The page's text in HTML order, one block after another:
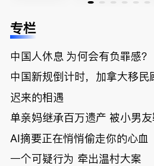
低；免费狂
送50万磅蔬
温“丑陋土
豆日”冲击
吉尼斯纪
录；惨！留
骗光2万美
元，还被卷
入跨国刑案
账户遭封！
官：太假
欠款多出$1
9万；突
发！无辜男
亡；
单
国
专栏
中国人休息 为何会有负罪感？
中国新规倒计时，加拿大移民
迟来的相遇
单亲妈继承百万遗产 被小男
AI摘要正在悄悄偷走你的心血
一个可疑行为 牵出温村大案